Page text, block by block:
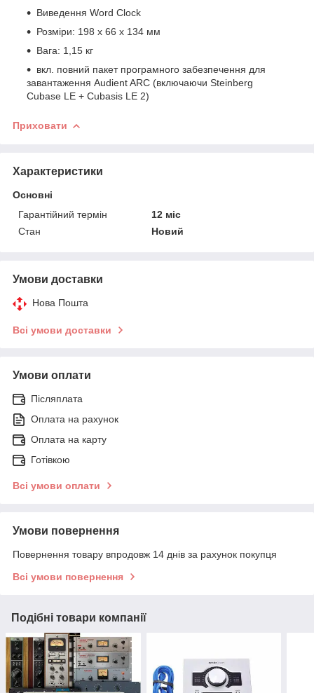
Виведення Word Clock
Розміри: 198 x 66 x 134 мм
Вага: 1,15 кг
вкл. повний пакет програмного забезпечення для
завантаження Audient ARC (включаючи Steinberg
Cubase LE + Cubasis LE 2)
Приховати
Характеристики
Основні
Гарантійний термін
12 міс
Стан
Новий
Умови доставки
Нова Пошта
Всі умови доставки
Умови оплати
Післяплата
Оплата на рахунок
Оплата на карту
Готівкою
Всі умови оплати
Умови повернення
Повернення товару впродовж 14 днів за рахунок покупця
Всі умови повернення
Подібні товари компанії